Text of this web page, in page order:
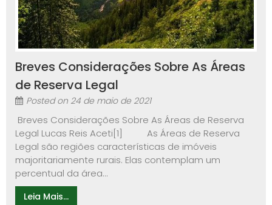
Breves Considerações Sobre As Áreas
de Reserva Legal
Posted on 24 de maio de 2021
Breves Considerações Sobre As Áreas de Reserva
Legal Lucas Reis Aceti[1] As Áreas de Reserva
Legal são regiões características de imóveis
majoritariamente rurais. Elas contemplam um
percentual da área...
Leia Mais...